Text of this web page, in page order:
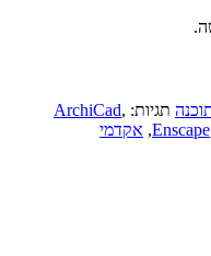
תגיות: ArchiCad,
Enscape
, אקדמי